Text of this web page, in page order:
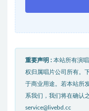
重要声明 : 本站所有演
权归属唱片公司所有。
于商业用途。若本站所
系我们，我们将在确认
service@livebd.cc